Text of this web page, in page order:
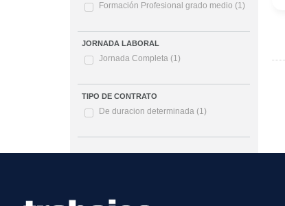
Formación Profesional grado medio (1)
JORNADA LABORAL
Jornada Completa (1)
TIPO DE CONTRATO
De duracion determinada (1)